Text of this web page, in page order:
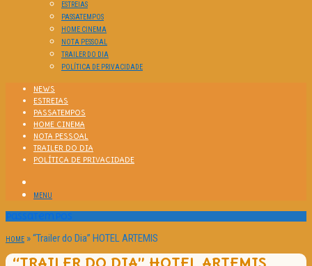
ESTREIAS
PASSATEMPOS
HOME CINEMA
NOTA PESSOAL
TRAILER DO DIA
POLÍTICA DE PRIVACIDADE
NEWS
ESTREIAS
PASSATEMPOS
HOME CINEMA
NOTA PESSOAL
TRAILER DO DIA
POLÍTICA DE PRIVACIDADE
MENU
Passatempos
HOME »“Trailer do Dia” HOTEL ARTEMIS